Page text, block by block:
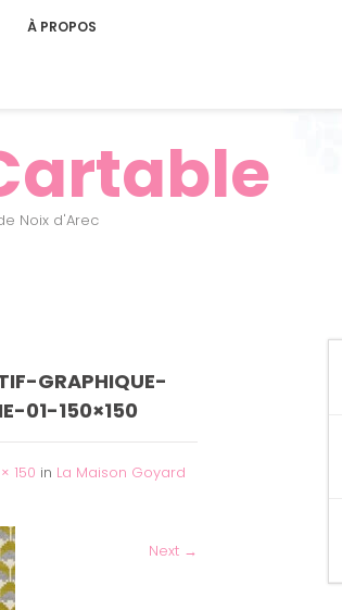
À PROPOS
Noix d'Arec
GRAPHIQUE-
01-150×150
150 in La Maison Goyard
Next →